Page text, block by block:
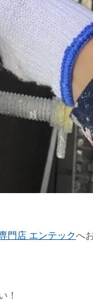
門店 エンテックへ
！